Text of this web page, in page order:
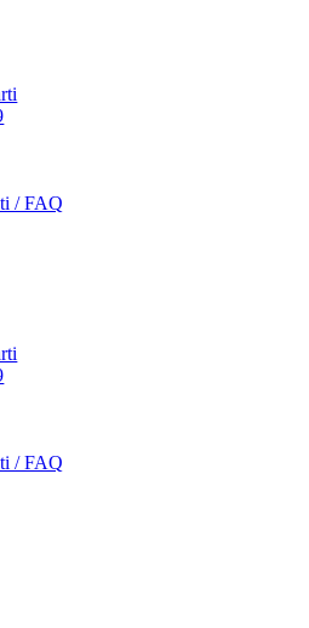
/ FAQ
/ FAQ